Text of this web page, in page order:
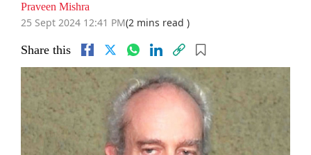
Praveen Mishra
25 Sept 2024 12:41 PM(2 mins read )
Share this